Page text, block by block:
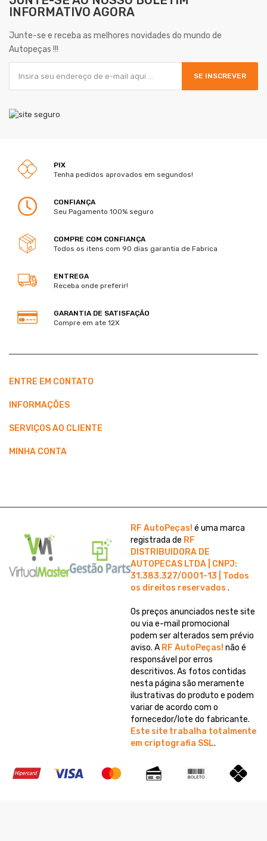
INFORMATIVO AGORA
Junte-se e receba as melhores novidades do mundo de
Autopeças !!!
SE INSCREVER
PIX
Tenha pedidos aprovados em segundos!
CONFIANÇA
Seu Pagamento 100% seguro
COMPRE COM CONFIANÇA
Todos os itens com 90 dias garantia de Fabrica
ENTREGA
Receba onde preferir!
GARANTIA DE SATISFAÇÃO
Compre em ate 12X
ENTRE EM CONTATO
INFORMAÇÕES
SERVIÇOS AO CLIENTE
MINHA CONTA
RF AutoPeças! é uma marca
registrada de RF
DISTRIBUIDORA DE
AUTOPECAS LTDA | CNPJ:
31.383.327/0001-13 | Todos
os direitos reservados.
Os preços anunciados neste site
ou via e-mail promocional
podem ser alterados sem prévio
aviso. A RF AutoPeças! não é
responsável por erros
descritivos. As fotos contidas
nesta página são meramente
ilustrativas do produto e podem
variar de acordo com o
fornecedor/lote do fabricante.
Este site trabalha totalmente
em criptografia SSL.